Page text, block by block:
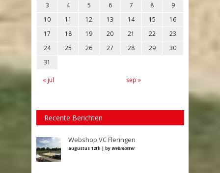
3
4 5 6 7 8
9
10
11 12 13 14 15
16
17
18 19 20 21 22
23
24
25 26 27 28 29
30
31
« jul sep »
Recente Berichten
Webshop VC Fleringen
augustus 12th | byWebmaster